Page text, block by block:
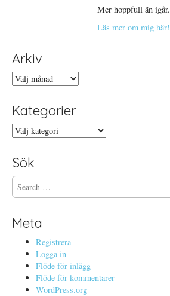
Mer hoppfull än igår.
Läs mer om mig här!
Arkiv
Arkiv
Kategorier
Kategorier
Sök
S
e
r
cMeta
Registrera
Logga in
Flöde för inlägg
Flöde för kommentarer
WordPress.org